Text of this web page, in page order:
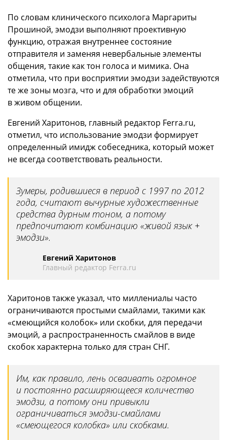
По словам клинического психолога Маргариты
Прошиной, эмодзи выполняют проективную
функцию, отражая внутреннее состояние
отправителя и заменяя невербальные элементы
общения, такие как тон голоса и мимика. Она
отметила, что при восприятии эмодзи задействуются
те же зоны мозга, что и для обработки эмоций
в живом общении.
Евгений Харитонов, главный редактор Ferra.ru,
отметил, что использование эмодзи формирует
определенный имидж собеседника, который может
не всегда соответствовать реальности.
Зумеры, родившиеся в период с 1997 по 2012
года, считают вычурные художественные
средства дурным тоном, а потому
предпочитают комбинацию «живой язык +
эмодзи».
Евгений Харитонов
Главный редактор Ferra.ru
Харитонов также указал, что миллениалы часто
ограничиваются простыми смайлами, такими как
«смеющийся колобок» или скобки, для передачи
эмоций, а распространенность смайлов в виде
скобок характерна только для стран СНГ.
Им, как правило, лень осваивать огромное
и постоянно расширяющееся количество
эмодзи, а потому они привыкли
ограничиваться эмодзи-смайлами
«смеющегося колобка» или скобками.